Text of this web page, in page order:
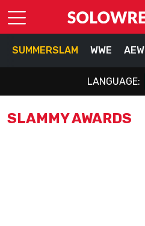
SUMMERSLAM WWE AEW
LANGUAGE:
SLAMMY AWARDS